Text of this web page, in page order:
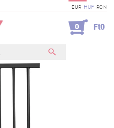
EUR HUF RON
0 Ft0